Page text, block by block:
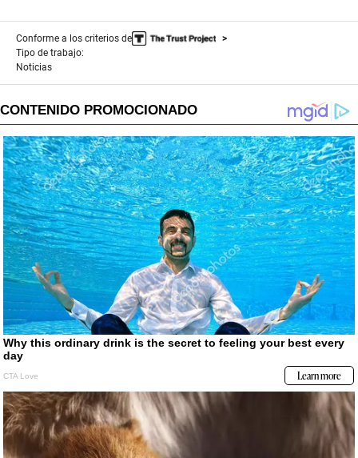
Conforme a los criterios de
Tipo de trabajo:
Noticias